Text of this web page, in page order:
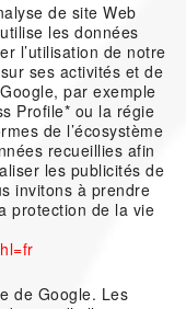
de site Web
les données
l’utilisation de notre
ses activités et de
par exemple
Profile* ou la régie
de l’écosystème
recueillies afin
les publicités de
invitons à prendre
protection de la vie
de Google. Les